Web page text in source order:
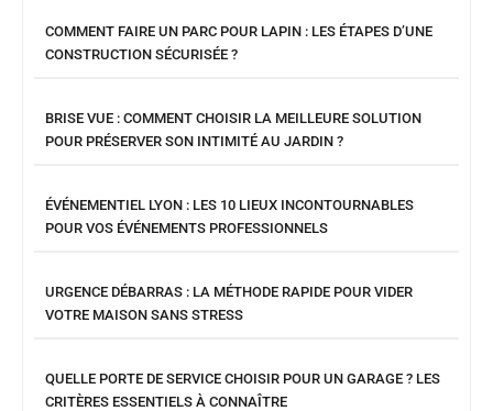
COMMENT FAIRE UN PARC POUR LAPIN : LES ÉTAPES D’UNE
CONSTRUCTION SÉCURISÉE ?
BRISE VUE : COMMENT CHOISIR LA MEILLEURE SOLUTION
POUR PRÉSERVER SON INTIMITÉ AU JARDIN ?
ÉVÉNEMENTIEL LYON : LES 10 LIEUX INCONTOURNABLES
POUR VOS ÉVÉNEMENTS PROFESSIONNELS
URGENCE DÉBARRAS : LA MÉTHODE RAPIDE POUR VIDER
VOTRE MAISON SANS STRESS
QUELLE PORTE DE SERVICE CHOISIR POUR UN GARAGE ? LES
CRITÈRES ESSENTIELS À CONNAÎTRE